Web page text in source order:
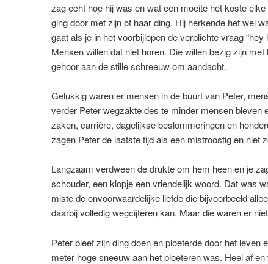
zag echt hoe hij was en wat een moeite het koste
ging door met zijn of haar ding. Hij herkende het wel
gaat als je in het voorbijlopen de verplichte vraag “hey
Mensen willen dat niet horen. Die willen bezig zijn
gehoor aan de stille schreeuw om aandacht.
Gelukkig waren er mensen in de buurt van Peter,
verder Peter wegzakte des te minder mensen bleven
zaken, carrière, dagelijkse beslommeringen en
zagen Peter de laatste tijd als een mistroostig en niet
Langzaam verdween de drukte om hem heen en je
schouder, een klopje een vriendelijk woord. Dat was
miste de onvoorwaardelijke liefde die bijvoorbeeld
daarbij volledig wegcijferen kan. Maar die waren er
Peter bleef zijn ding doen en ploeterde door het leven
meter hoge sneeuw aan het ploeteren was. Heel af